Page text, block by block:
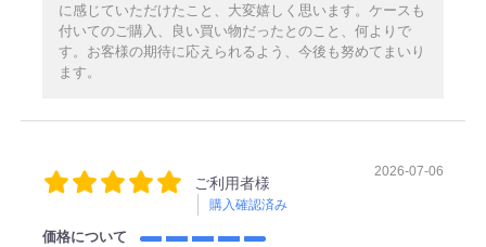
に感じていただけたこと、大変嬉しく思います。ケースも
付いてのご購入、良い買い物だったとのこと、何よりで
す。お客様の期待に応えられるよう、今後も努めてまいり
ます。
ご利用者様
購入確認済み
2026-07-06
価格について